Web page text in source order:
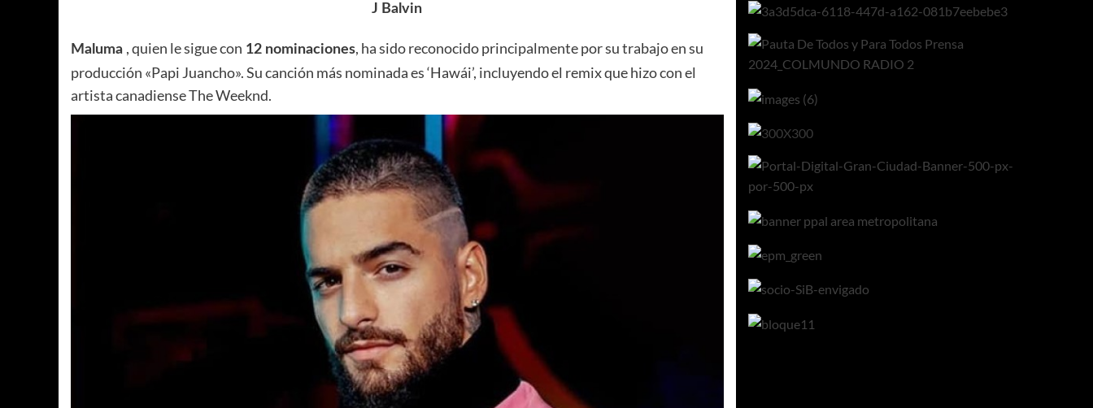
J Balvin
Maluma , quien le sigue con 12 nominaciones, ha sido reconocido principalmente por su trabajo en su
producción «Papi Juancho». Su canción más nominada es ‘Hawái’, incluyendo el remix que hizo con el
artista canadiense The Weeknd.